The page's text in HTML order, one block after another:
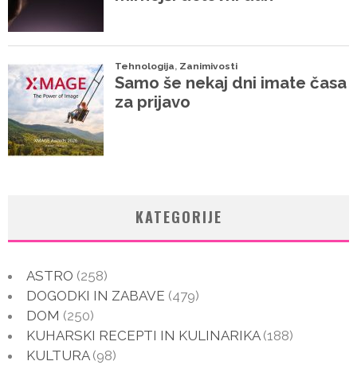
KATEGORIJE
ASTRO (258)
DOGODKI IN ZABAVE (479)
DOM (250)
KUHARSKI RECEPTI IN KULINARIKA(188)
KULTURA(98)